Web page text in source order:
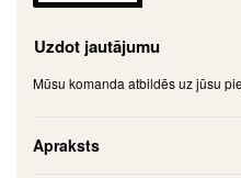
Uzdot jautājumu
Mūsu komanda atbildēs uz jūsu
Apraksts